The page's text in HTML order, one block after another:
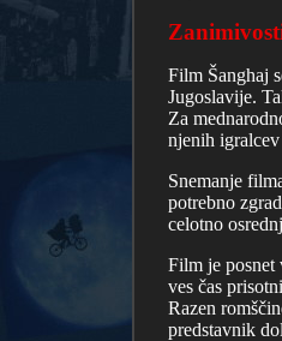
Film Šanghaj
Jugoslavije.
Za
njenih
Snemanje
potrebno
celotno
Film je posnet
ves čas
Razen
predstavnik